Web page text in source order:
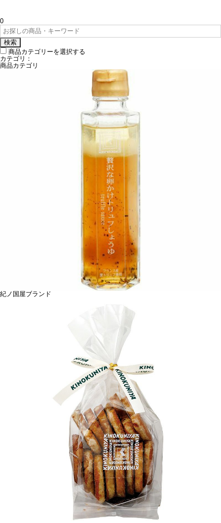
0
検索
商品カテゴリーを選択する
カテゴリ：
商品カテゴリ
紀ノ国屋ブランド